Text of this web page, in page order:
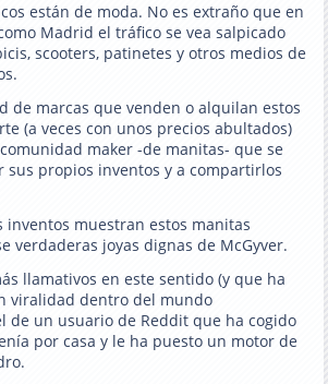
están de moda. No es extraño que en
Madrid el tráfico se vea salpicado
scooters, patinetes y otros medios de
de marcas que venden o alquilan estos
(a veces con unos precios abultados)
maker -de manitas- que se
sus propios inventos y a compartirlos
inventos muestran estos manitas
verdaderas joyas dignas de McGyver.
llamativos en este sentido (y que ha
viralidad dentro del mundo
de un usuario de Reddit que ha cogido
por casa y le ha puesto un motor de